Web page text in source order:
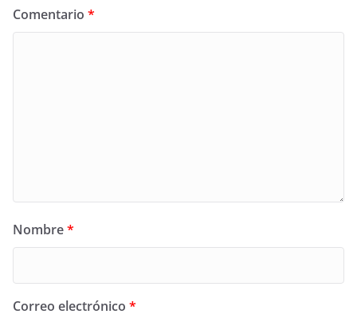
Comentario *
Nombre*
Correo electrónico *